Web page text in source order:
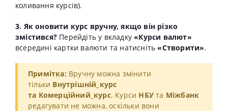
коливання курсів).
3. Як оновити курс вручну, якщо він різко
змістився? Перейдіть у вкладку«Курси валют»
всередині картки валюти та натисніть«Створити».
Примітка: Вручну можна змінити
тільки Внутрішній_курс
та Комерційний_курс. Курси НБУ та Міжбанк
редагувати не можна, оскільки вони